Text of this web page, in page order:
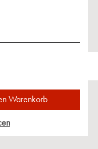
Wert
Warenkorb